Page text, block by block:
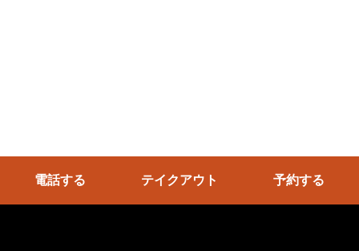
予約する
テイクアウト
電話する